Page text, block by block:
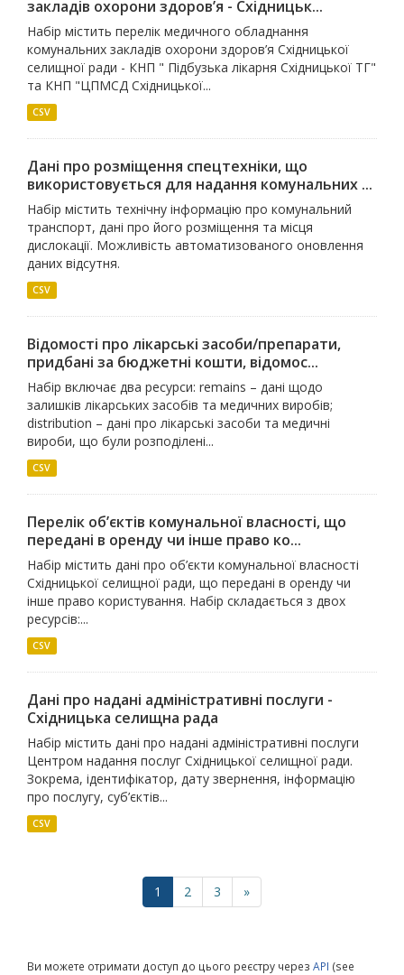
закладів охорони здоров’я - Східницьк...
Набір містить перелік медичного обладнання
комунальних закладів охорони здоров’я Східницької
селищної ради - КНП " Підбузька лікарня Східницької ТГ"
та КНП "ЦПМСД Східницької...
CSV
Дані про розміщення спецтехніки, що
використовується для надання комунальних ...
Набір містить технічну інформацію про комунальний
транспорт, дані про його розміщення та місця
дислокації. Можливість автоматизованого оновлення
даних відсутня.
CSV
Відомості про лікарські засоби/препарати,
придбані за бюджетні кошти, відомос...
Набір включає два ресурси: remains – дані щодо
залишків лікарських засобів та медичних виробів;
distribution – дані про лікарські засоби та медичні
вироби, що були розподілені...
CSV
Перелік об’єктів комунальної власності, що
передані в оренду чи інше право ко...
Набір містить дані про об’єкти комунальної власності
Східницької селищної ради, що передані в оренду чи
інше право користування. Набір складається з двох
ресурсів:...
CSV
Дані про надані адміністративні послуги -
Східницька селищна рада
Набір містить дані про надані адміністративні послуги
Центром надання послуг Східницької селищної ради.
Зокрема, ідентифікатор, дату звернення, інформацію
про послугу, суб’єктів...
CSV
1 2 3 »
Ви можете отримати доступ до цього реєстру через API (see